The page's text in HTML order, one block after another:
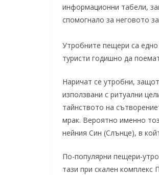
информационни табели,
спомогнало за неговото
Утробните пещери са
туристи годишно да
Наричат се утробни,
използвани с ритуални
тайнството на
мрак. Вероятно именно
нейния Син (Слънце), в
По-популярни пещери-
тази при скален